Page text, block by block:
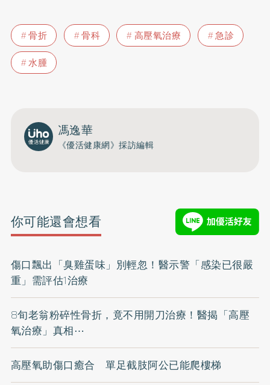
骨折 骨科 高壓氧治療
急診
水腫
馮逸華
《優活健康網》採訪編輯
你可能還會想看
傷口飄出「臭雞蛋味」別輕忽！醫示警「感染已很嚴
重」需評估1治療
8旬老翁粉碎性骨折，竟不用開刀治療！醫揭「高壓
氧治療」真相⋯
高壓氧助傷口癒合 單足截肢阿公已能爬樓梯